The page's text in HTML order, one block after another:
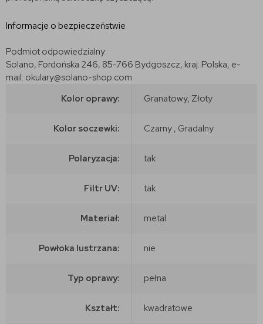
Informacje o bezpieczeństwie
Podmiot odpowiedzialny:
Solano, Fordońska 246, 85-766 Bydgoszcz, kraj: Polska, e-
mail: okulary@solano-shop.com
Kolor oprawy:
Granatowy, Złoty
Kolor soczewki: Czarny , Gradalny
Polaryzacja: tak
Filtr UV: tak
Materiał: metal
Powłoka lustrzana: nie
Typ oprawy: pełna
Kształt: kwadratowe